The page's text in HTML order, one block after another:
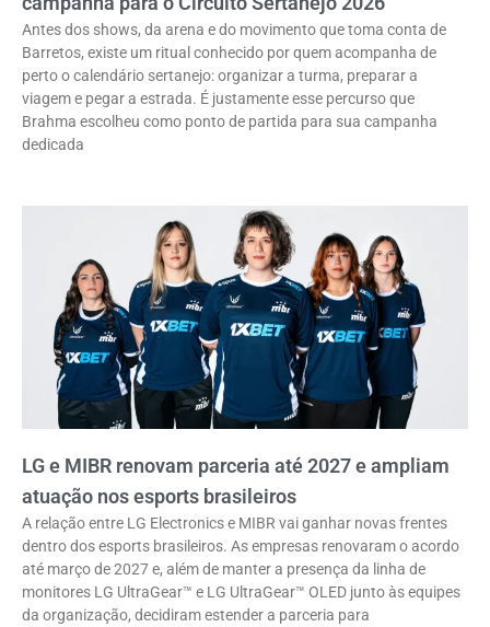
Antes dos shows, da arena e do movimento que toma conta de
Barretos, existe um ritual conhecido por quem acompanha de
perto o calendário sertanejo: organizar a turma, preparar a
viagem e pegar a estrada. É justamente esse percurso que
Brahma escolheu como ponto de partida para sua campanha
dedicada
LG e MIBR renovam parceria até 2027 e ampliam
atuação nos esports brasileiros
A relação entre LG Electronics e MIBR vai ganhar novas frentes
dentro dos esports brasileiros. As empresas renovaram o acordo
até março de 2027 e, além de manter a presença da linha de
monitores LG UltraGear™ e LG UltraGear™ OLED junto às equipes
da organização, decidiram estender a parceria para